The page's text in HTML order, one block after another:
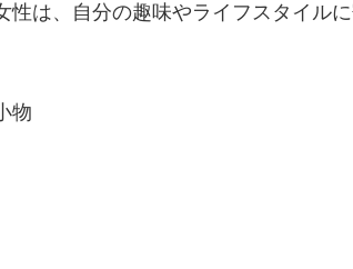
は、自分の趣味やライフスタイル
物